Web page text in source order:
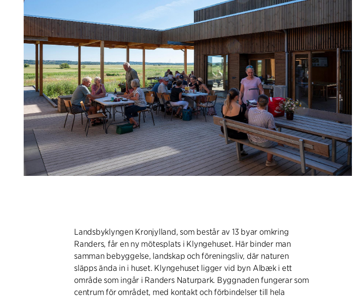
Landsbyklyngen Kronjylland, som består av 13 byar omkring
Randers, får en ny mötesplats i Klyngehuset. Här binder man
samman bebyggelse, landskap och föreningsliv, där naturen
släpps ända in i huset. Klyngehuset ligger vid byn Albæk i ett
område som ingår i Randers Naturpark. Byggnaden fungerar som
centrum för området, med kontakt och förbindelser till hela